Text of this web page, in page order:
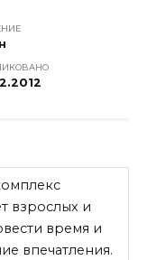
взрослых и
время и
впечатления.